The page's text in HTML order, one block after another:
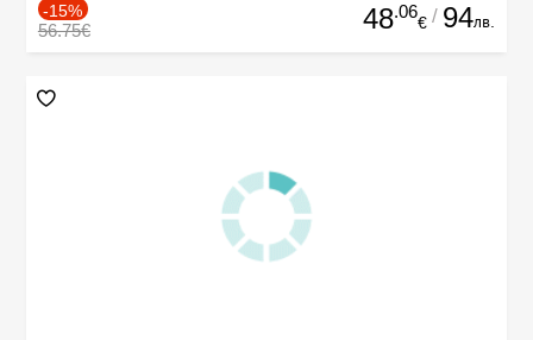
-15%
56.75€ 48.06
€ / 94лв.